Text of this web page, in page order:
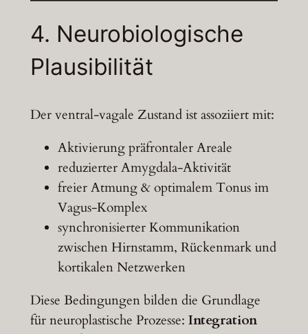
4. Neurobiologische
Plausibilität
Der ventral-vagale Zustand ist assoziiert mit:
Aktivierung präfrontaler Areale
reduzierter Amygdala-Aktivität
freier Atmung & optimalem Tonus im
Vagus-Komplex
synchronisierter Kommunikation
zwischen Hirnstamm, Rückenmark und
kortikalen Netzwerken
Diese Bedingungen bilden die Grundlage
für neuroplastische Prozesse: Integration